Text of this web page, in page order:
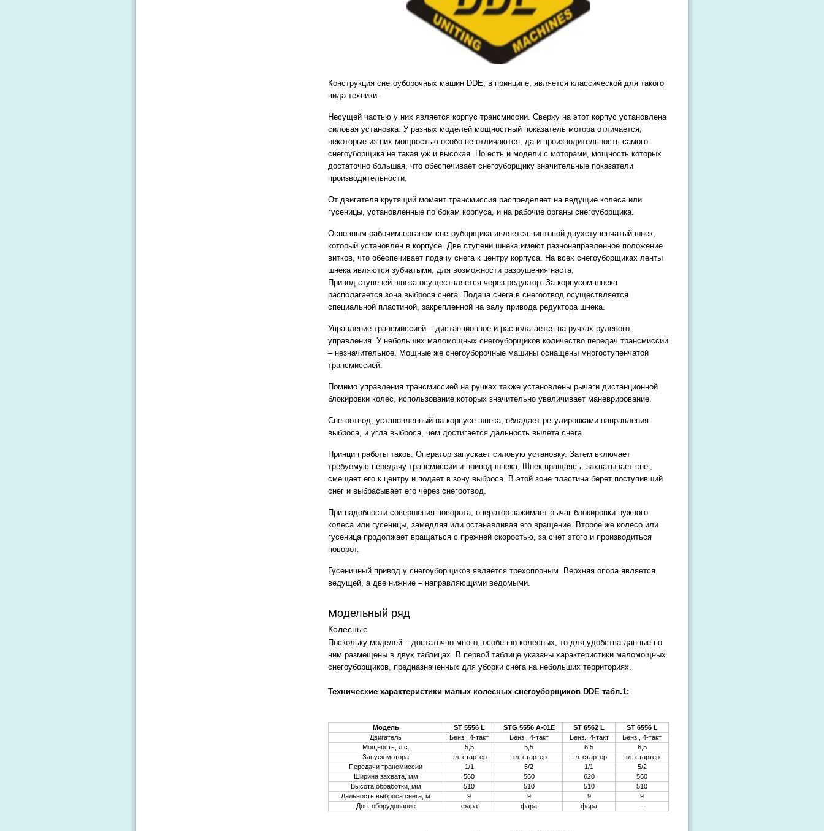
Конструкция снегоуборочных машин DDE, в принципе, является классической для такого
вида техники.
Несущей частью у них является корпус трансмиссии. Сверху на этот корпус установлена
силовая установка. У разных моделей мощностный показатель мотора отличается,
некоторые из них мощностью особо не отличаются, да и производительность самого
снегоуборщика не такая уж и высокая. Но есть и модели с моторами, мощность которых
достаточно большая, что обеспечивает снегоуборщику значительные показатели
производительности.
От двигателя крутящий момент трансмиссия распределяет на ведущие колеса или
гусеницы, установленные по бокам корпуса, и на рабочие органы снегоуборщика.
Основным рабочим органом снегоуборщика является винтовой двухступенчатый шнек,
который установлен в корпусе. Две ступени шнека имеют разнонаправленное положение
витков, что обеспечивает подачу снега к центру корпуса. На всех снегоуборщиках ленты
шнека являются зубчатыми, для возможности разрушения наста.
Привод ступеней шнека осуществляется через редуктор. За корпусом шнека
располагается зона выброса снега. Подача снега в снегоотвод осуществляется
специальной пластиной, закрепленной на валу привода редуктора шнека.
Управление трансмиссией – дистанционное и располагается на ручках рулевого
управления. У небольших маломощных снегоуборщиков количество передач трансмиссии
– незначительное. Мощные же снегоуборочные машины оснащены многоступенчатой
трансмиссией.
Помимо управления трансмиссией на ручках также установлены рычаги дистанционной
блокировки колес, использование которых значительно увеличивает маневрирование.
Снегоотвод, установленный на корпусе шнека, обладает регулировками направления
выброса, и угла выброса, чем достигается дальность вылета снега.
Принцип работы таков. Оператор запускает силовую установку. Затем включает
требуемую передачу трансмиссии и привод шнека. Шнек вращаясь, захватывает снег,
смещает его к центру и подает в зону выброса. В этой зоне пластина берет поступивший
снег и выбрасывает его через снегоотвод.
При надобности совершения поворота, оператор зажимает рычаг блокировки нужного
колеса или гусеницы, замедляя или останавливая его вращение. Второе же колесо или
гусеница продолжает вращаться с прежней скоростью, за счет этого и производиться
поворот.
Гусеничный привод у снегоуборщиков является трехопорным. Верхняя опора является
ведущей, а две нижние – направляющими ведомыми.
Модельный ряд
Колесные
Поскольку моделей – достаточно много, особенно колесных, то для удобства данные по
ним размещены в двух таблицах. В первой таблице указаны характеристики маломощных
снегоуборщиков, предназначенных для уборки снега на небольших территориях.
Технические характеристики малых колесных снегоуборщиков DDE табл.1:
Модель ST 5556 L STG 5556 A-01E ST 6562 L
ST 6556 L
Двигатель
Бенз., 4-такт Бенз., 4-такт Бенз., 4-такт
Бенз., 4-такт
Мощность, л.с.
5,5 5,5 6,5
6,5
Запуск мотора
эл. стартер эл. стартер эл. стартер
эл. стартер
Передачи трансмиссии
1/1 5/2 1/1
5/2
Ширина захвата, мм
560 560 620
560
Высота обработки, мм
510 510 510
510
Дальность выброса снега, м
9 9 9
9
Доп. оборудование
фара фара фара —